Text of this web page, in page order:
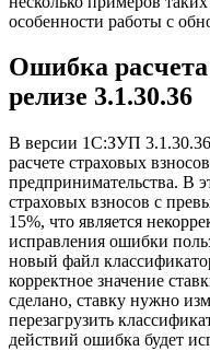
особенности работы с
Ошибка расчета
релизе 3.1.30.36
В версии 1С:ЗУП
расчете страховых
предпринимательства. В
страховых взносов с
15%, что является
исправления ошибки
новый файл
корректное значение
сделано, ставку нужно
перезагрузить
действий ошибка будет